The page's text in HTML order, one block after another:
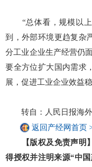
“总体看，规模以上
到，外部环境更趋复杂
分工业企业生产经营仍
要全方位扩大国内需求
展，促进工业企业效益
转自：人民日报海外
返回产经网首页
【版权及免责声明】
得授权并注明来源“中